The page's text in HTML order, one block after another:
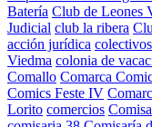
Batería Club de Leones
Judicial club la ribera
acción jurídica colectivos
Viedma colonia de
Comallo Comarca
Comics Feste IV
Lorito comercios